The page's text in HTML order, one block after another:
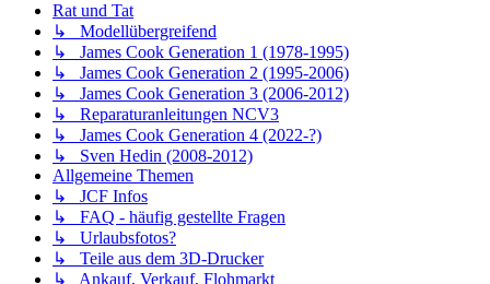
Rat und Tat
↳ Modellübergreifend
↳ James Cook Generation 1 (1978-1995)
↳ James Cook Generation 2 (1995-2006)
↳ James Cook Generation 3 (2006-2012)
↳ Reparaturanleitungen NCV3
↳ James Cook Generation 4 (2022-?)
↳ Sven Hedin (2008-2012)
Allgemeine Themen
↳ JCF Infos
↳ FAQ - häufig gestellte Fragen
↳ Urlaubsfotos?
↳ Teile aus dem 3D-Drucker
↳ Ankauf, Verkauf, Flohmarkt